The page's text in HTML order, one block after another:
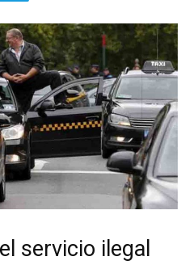
servicio ilegal